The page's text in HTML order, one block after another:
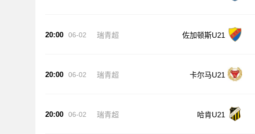
20:00 06-02 瑞青超 佐加顿斯U21
20:00 06-02 瑞青超 卡尔马U21
20:00 06-02 瑞青超 哈肯U21